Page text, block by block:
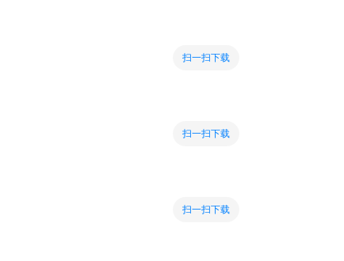
扫一扫下载
扫一扫下载
扫一扫下载